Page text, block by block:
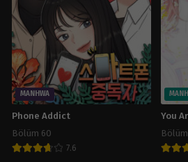
MANHWA
Phone Addict
Bölüm 60
7.6
You